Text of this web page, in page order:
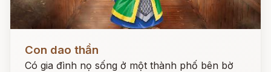
Con dao thần
Có gia đình nọ sống ở một thành phố bên bờ